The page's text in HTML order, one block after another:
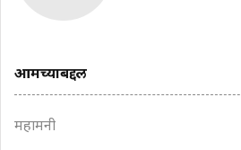
आमच्याबद्दल
महामनी